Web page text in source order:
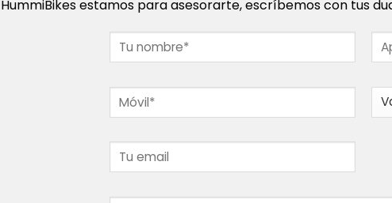
HummiBikes estamos para asesorarte, escríbemos con tus